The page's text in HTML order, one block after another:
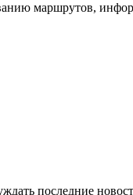
маршрутов,
последние